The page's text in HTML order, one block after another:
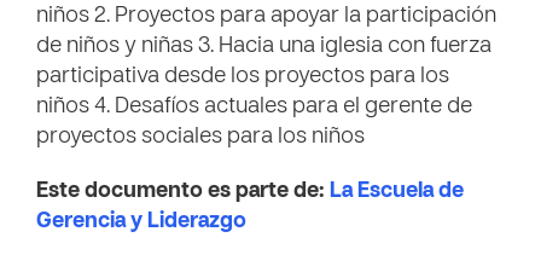
niños 2. Proyectos para apoyar la participación
de niños y niñas 3. Hacia una iglesia con fuerza
participativa desde los proyectos para los
niños 4. Desafíos actuales para el gerente de
proyectos sociales para los niños
Este documento es parte de: La Escuela de
Gerencia y Liderazgo